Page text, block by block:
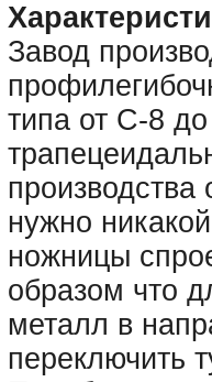
Завод
типа от С-8
нужно
ножницы
образом что
металл в
переключить